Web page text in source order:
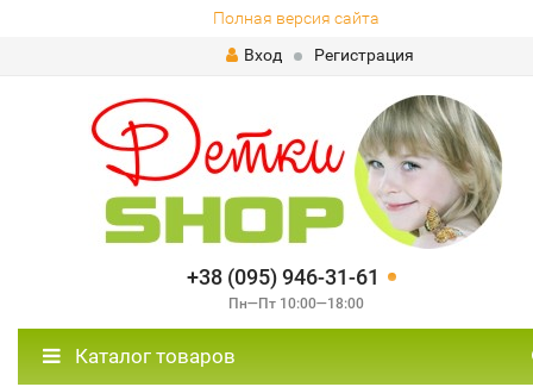
Полная версия сайта
Вход
Регистрация
+38 (095) 946-31-61
Пн—Пт 10:00—18:00
Каталог товаров